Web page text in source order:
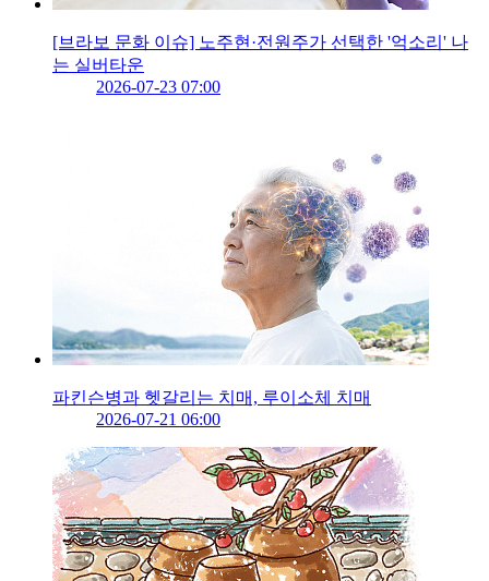
[브라보 문화 이슈] 노주현·전원주가 선택한 '억소리' 나
는 실버타운
2026-07-23 07:00
파킨슨병과 헷갈리는 치매, 루이소체 치매
2026-07-21 06:00